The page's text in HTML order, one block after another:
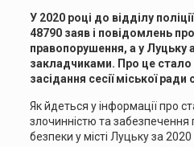
У 2020 році до відділу
48790 заяв і повідомлень
правопорушення, а у Луцьку
закладчиками. Про це стало
засідання сесії міської
Як йдеться у інформації про
злочинністю та забезпечення
безпеки у місті Луцьку за 2020